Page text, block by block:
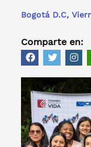
Bogotá D.C,
Comparte en: